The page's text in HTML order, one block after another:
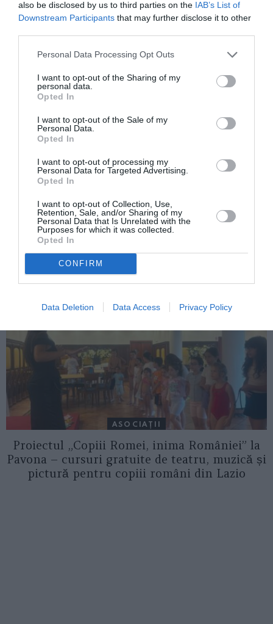
also be disclosed by us to third parties on the IAB’s List of
Downstream Participants that may further disclose it to other
Personal Data Processing Opt Outs
I want to opt-out of the Sharing of my
personal data.
Opted In
I want to opt-out of the Sale of my
Personal Data.
Opted In
I want to opt-out of processing my
Personal Data for Targeted Advertising.
Opted In
I want to opt-out of Collection, Use,
Retention, Sale, and/or Sharing of my
Personal Data that Is Unrelated with the
Purposes for which it was collected.
Opted In
CONFIRM
Data Deletion Data Access Privacy Policy
AȚI PUTEA DORI DE
ASEMENEA
ITALIA
Concursul Miss Badante 2026: informații
despre înscrieri și participare
ASOCIAŢII
Proiectul „Copiii Romei, inima României” la
Pavona – cursuri gratuite de teatru, muzică și
pictură pentru copiii români din Lazio